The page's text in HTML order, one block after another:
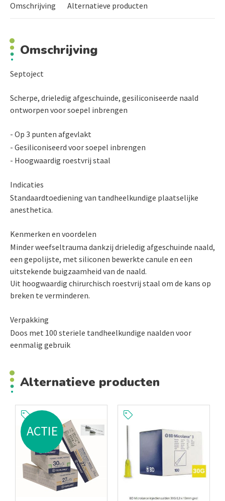
Omschrijving Alternatieve producten
Omschrijving
Septoject
Scherpe, drieledig afgeschuinde, gesiliconiseerde naald
ontworpen voor soepel inbrengen
- Op 3 punten afgevlakt
- Gesiliconiseerd voor soepel inbrengen
- Hoogwaardig roestvrij staal
Indicaties
Standaardtoediening van tandheelkundige plaatselijke
anesthetica.
Kenmerken en voordelen
Minder weefseltrauma dankzij drieledig afgeschuinde naald,
een gepolijste, met siliconen bewerkte canule en een
uitstekende buigzaamheid van de naald.
Uit hoogwaardig chirurchisch roestvrij staal om de kans op
breken te verminderen.
Verpakking
Doos met 100 steriele tandheelkundige naalden voor
eenmalig gebruik
Alternatieve producten
ACTIE